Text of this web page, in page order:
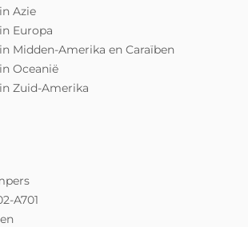
Azie
Europa
Midden-Amerika en Caraïben
Oceanië
Zuid-Amerika
A701